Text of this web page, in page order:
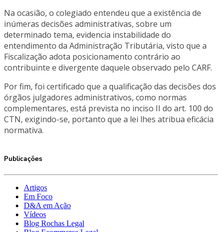
Na ocasião, o colegiado entendeu que a existência de
inúmeras decisões administrativas, sobre um
determinado tema, evidencia instabilidade do
entendimento da Administração Tributária, visto que a
Fiscalização adota posicionamento contrário ao
contribuinte e divergente daquele observado pelo CARF.
Por fim, foi certificado que a qualificação das decisões dos
órgãos julgadores administrativos, como normas
complementares, está prevista no inciso II do art. 100 do
CTN, exigindo-se, portanto que a lei lhes atribua eficácia
normativa.
Publicações
Artigos
Em Foco
D&A em Ação
Vídeos
Blog Rochas Legal